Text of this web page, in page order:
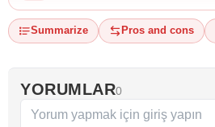
Summarize Pros and cons
YORUMLAR0